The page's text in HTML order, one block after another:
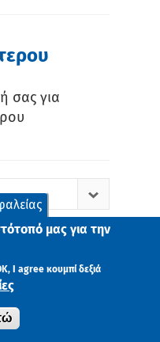
σας για
μας για την
I agree κουμπί δεξιά